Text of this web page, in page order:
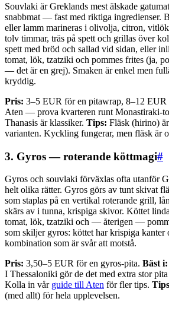
Souvlaki är Greklands mest älskade
snabbmat — fast med riktiga ingredienser.
eller lamm marineras i olivolja, citron,
tolv timmar, träs på spett och grillas över
spett med bröd och sallad vid sidan, eller
tomat, lök, tzatziki och pommes frites (ja,
— det är en grej). Smaken är enkel men
kryddig.
Pris: 3–5 EUR för en pitawrap, 8–12 EUR
Aten — prova kvarteren runt Monastiraki-
Thanasis är klassiker. Tips: Fläsk (hirino)
varianten. Kyckling fungerar, men fläsk är
3. Gyros — roterande köttmagi#
Gyros och souvlaki förväxlas ofta utanför
helt olika rätter. Gyros görs av tunt skivat
som staplas på en vertikal roterande grill,
skärs av i tunna, krispiga skivor. Köttet
tomat, lök, tzatziki och — återigen —
som skiljer gyros: köttet har krispiga kanter
kombination som är svår att motstå.
Pris: 3,50–5 EUR för en gyros-pita. Bäst i:
I Thessaloniki gör de det med extra stor
Kolla in vår guide till Aten för fler tips.
(med allt) för hela upplevelsen.